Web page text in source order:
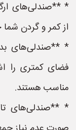
* **صندلی‌های
از کمر و گردن
* **صندلی‌های
فضای کمتری را
مناسب هستند.
* **صندلی‌های